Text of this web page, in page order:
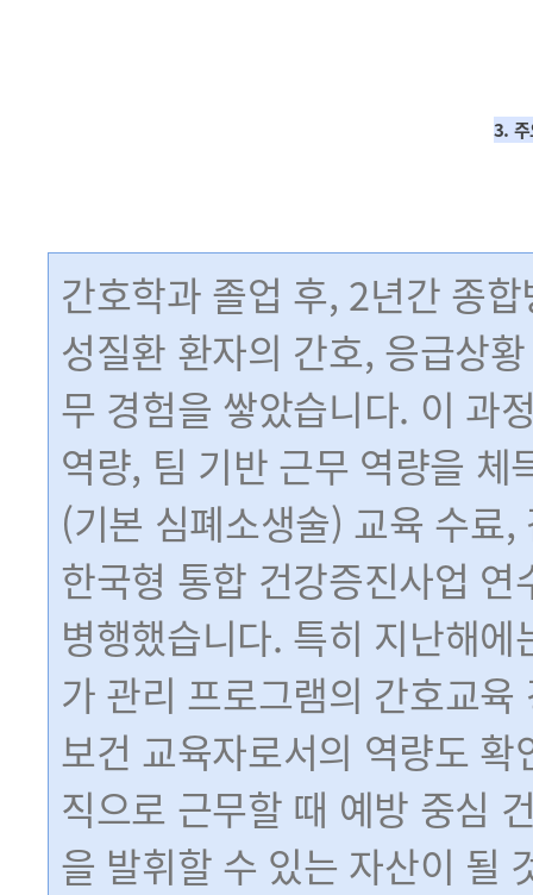
3.
간호학과 졸업 후, 2년간 종
성질환 환자의 간호, 응급상
무 경험을 쌓았습니다. 이 과
역량, 팀 기반 근무 역량을
(기본 심폐소생술) 교육 수료
한국형 통합 건강증진사업
병행했습니다. 특히 지난해
가 관리 프로그램의 간호교
보건 교육자로서의 역량도
직으로 근무할 때 예방 중심
을 발휘할 수 있는 자산이 될